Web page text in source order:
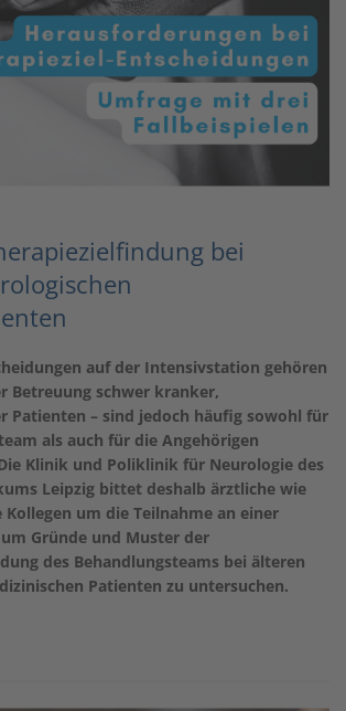
bei
auf der Intensivstation gehören
Betreuung schwer kranker,
Patienten – sind jedoch häufig sowohl für
als auch für die Angehörigen
Klinik und Poliklinik für Neurologie des
Leipzig bittet deshalb ärztliche wie
Kollegen um die Teilnahme an einer
Gründe und Muster der
des Behandlungsteams bei älteren
Patienten zu untersuchen.